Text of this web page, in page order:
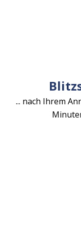
... nach Ihrem